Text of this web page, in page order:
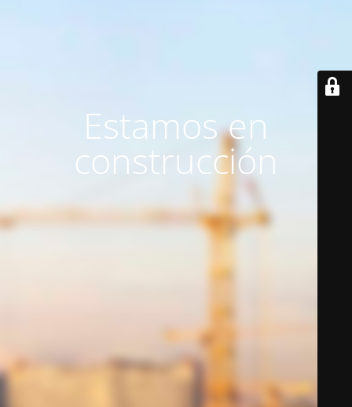
Estamos en
construcción